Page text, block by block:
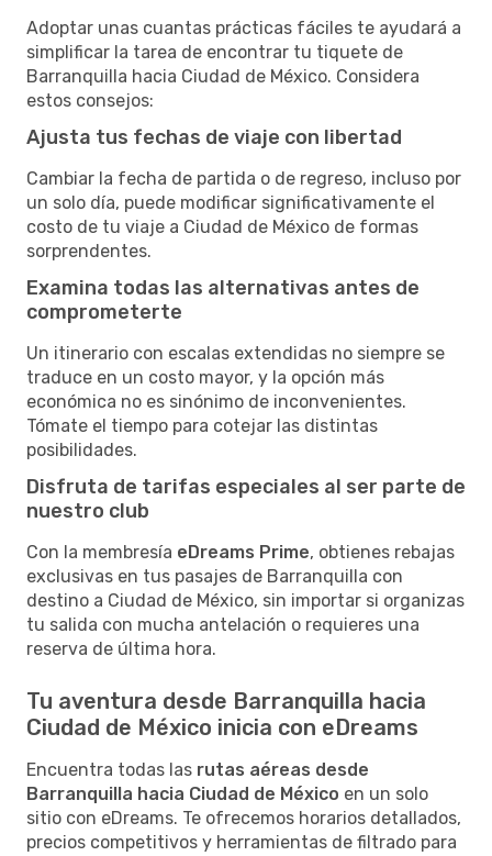
Adoptar unas cuantas prácticas fáciles te ayudará a
simplificar la tarea de encontrar tu tiquete de
Barranquilla hacia Ciudad de México. Considera
estos consejos:
Ajusta tus fechas de viaje con libertad
Cambiar la fecha de partida o de regreso, incluso por
un solo día, puede modificar significativamente el
costo de tu viaje a Ciudad de México de formas
sorprendentes.
Examina todas las alternativas antes de
comprometerte
Un itinerario con escalas extendidas no siempre se
traduce en un costo mayor, y la opción más
económica no es sinónimo de inconvenientes.
Tómate el tiempo para cotejar las distintas
posibilidades.
Disfruta de tarifas especiales al ser parte de
nuestro club
Con la membresía eDreams Prime, obtienes rebajas
exclusivas en tus pasajes de Barranquilla con
destino a Ciudad de México, sin importar si organizas
tu salida con mucha antelación o requieres una
reserva de última hora.
Tu aventura desde Barranquilla hacia
Ciudad de México inicia con eDreams
Encuentra todas las rutas aéreas desde
Barranquilla hacia Ciudad de México en un solo
sitio con eDreams. Te ofrecemos horarios detallados,
precios competitivos y herramientas de filtrado para